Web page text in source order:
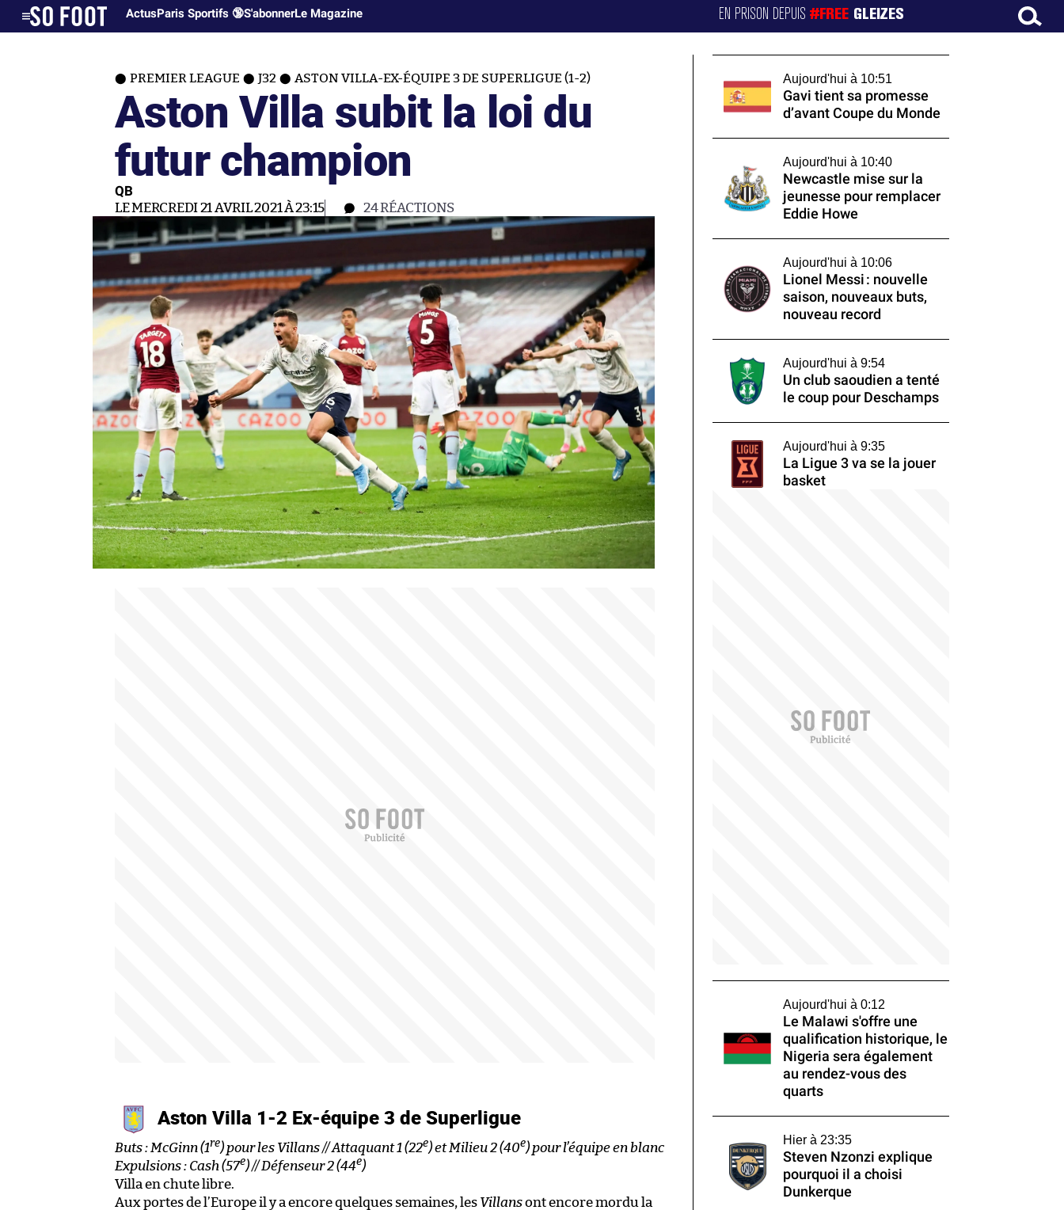
ActusParis Sportifs 🔞S'abonnerLe Magazine EN PRISON DEPUIS#FREE GLEIZES
PREMIER LEAGUE J32 ASTON VILLA-EX-ÉQUIPE 3 DE SUPERLIGUE (1-2)
Aston Villa subit la loi du
futur champion
QB
LE MERCREDI 21 AVRIL 2021 À 23:15 24RÉACTIONS
Aston Villa 1-2 Ex-équipe 3 de Superligue
Buts : McGinn (1re) pour les Villans // Attaquant 1 (22e) et Milieu 2 (40e) pour l’équipe en blanc
Expulsions : Cash (57e) // Défenseur 2 (44e)
Villa en chute libre.
Aux portes de l’Europe il y a encore quelques semaines, les Villansont encore mordu la
Aujourd'hui à 10:51
Gavi tient sa promesse
d’avant Coupe du Monde
Aujourd'hui à 10:40
Newcastle mise sur la
jeunesse pour remplacer
Eddie Howe
Aujourd'hui à 10:06
Lionel Messi : nouvelle
saison, nouveaux buts,
nouveau record
Aujourd'hui à 9:54
Un club saoudien a tenté
le coup pour Deschamps
Aujourd'hui à 9:35
La Ligue 3 va se la jouer
basket
Aujourd'hui à 0:12
Le Malawi s'offre une
qualification historique, le
Nigeria sera également
au rendez-vous des
quarts
Hier à 23:35
Steven Nzonzi explique
pourquoi il a choisi
Dunkerque